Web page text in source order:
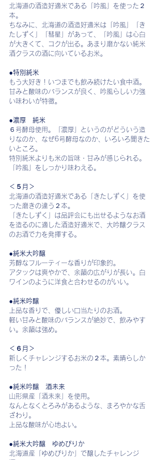
北海道の酒造好適米である「吟風」を使った２
本。
ちなみに、北海道の酒造好適米は「吟風」「き
たしずく」「彗星」があって、「吟風」は心白
が大きくて、コクが出る。あまり磨かない純米
酒クラスの酒に向いているお米。
●特別純米
もう大好き！いつまでも飲み続けたい食中酒。
甘みと酸味のバランスが良く、吟風らしい力強
い味わいが特徴。
●濃厚　純米
６号酵母使用。「濃厚」というのがどういう造
りなのか、なぜ6号酵母なのか、いろいろ聞きた
いところ。
特別純米よりも米の旨味・甘みが感じられる。
「吟風」をしっかり味わえる。
＜５月＞
北海道の酒造好適米である「きたしずく」を使
った磨きの違う２本。
「きたしずく」は品評会にも出せるようなお酒
を造るのに適した酒造好適米で、大吟醸クラス
のお酒で力を発揮する。
●純米大吟醸
芳醇なフルーティーな香りが印象的。
アタックは爽やかで、余韻の広がりが長い。白
ワインのように洋食と合わせるのがいい。
●純米吟醸
上品な香りで、優しい口当たりのお酒。
軽い甘みと酸味のバランスが絶妙で、飲みやす
い。余韻は強め。
＜６月＞
新しくチャレンジするお米の２本。素晴らしか
った！
●純米吟醸　酒未来
山形県産「酒未来」を使用。
なんとなくとろみがあるような、まろやかな舌
ざわり。
上品な酸味が心地よい。
●純米大吟醸　ゆめぴりか
北海道産「ゆめぴりか」で醸したチャレンジ